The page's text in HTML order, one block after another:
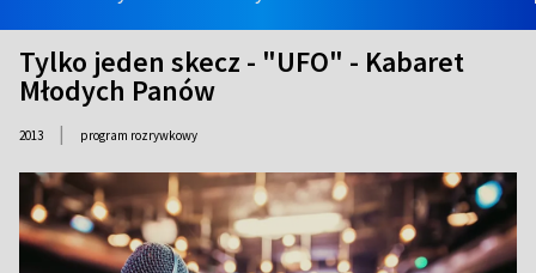
Tylko jeden skecz - "UFO" - Kabaret
Młodych Panów
2013 | program rozrywkowy